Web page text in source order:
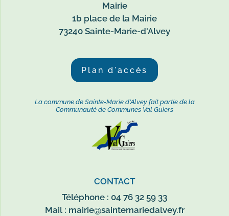
Mairie
1b place de la Mairie
73240 Sainte-Marie-d'Alvey
Plan d'accès
La commune de Sainte-Marie d'Alvey fait partie de la
Communauté de Communes Val Guiers
CONTACT
Téléphone : 04 76 32 59 33
Mail : mairie@saintemariedalvey.fr